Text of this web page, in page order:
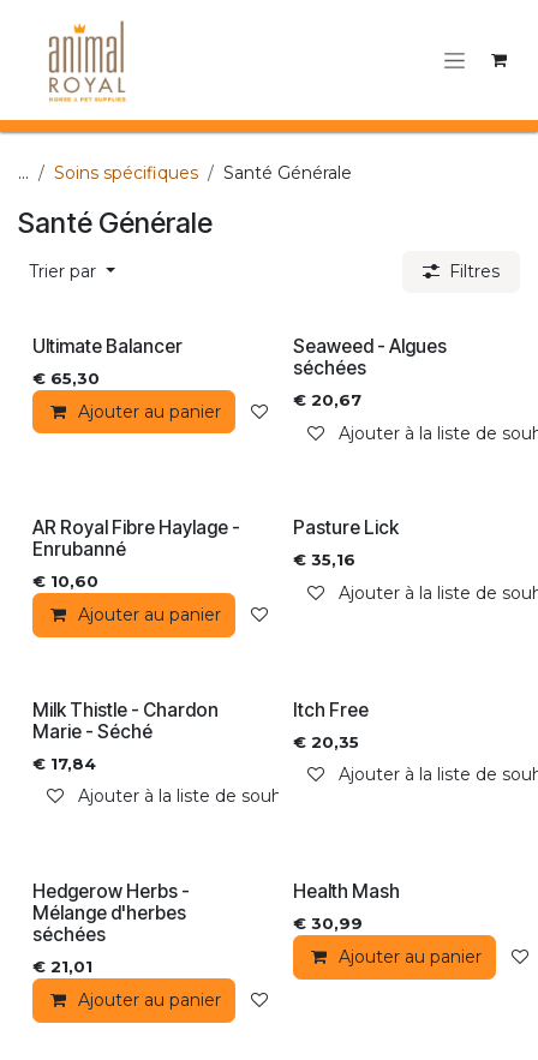
... Soins spécifiques Santé Générale
Santé Générale
Trier par Filtres
Ultimate Balancer
€ 65,30
Ajouter au panier Ajouter à la liste de souhaits
Seaweed - Algues
séchées
€ 20,67
Ajouter à la liste de
AR Royal Fibre Haylage -
Enrubanné
€ 10,60
Ajouter au panier
Pasture Lick
€ 35,16
Ajouter à la liste de
Milk Thistle - Chardon
Marie - Séché
€ 17,84
Ajouter à la liste de souhaits
Itch Free
€ 20,35
Ajouter à la liste de
Hedgerow Herbs -
Mélange d'herbes
séchées
€ 21,01
Ajouter au panier
Health Mash
€ 30,99
Ajouter au panier